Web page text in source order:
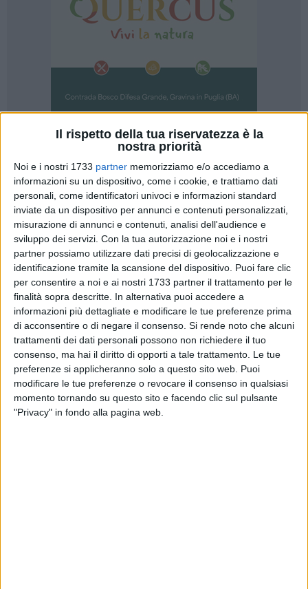
Il rispetto della tua riservatezza è la
nostra priorità
Noi e i nostri 1733 partner memorizziamo e/o accediamo a
informazioni su un dispositivo, come i cookie, e trattiamo dati
personali, come identificatori univoci e informazioni standard
inviate da un dispositivo per annunci e contenuti personalizzati,
misurazione di annunci e contenuti, analisi dell'audience e
sviluppo dei servizi. Con la tua autorizzazione noi e i nostri
partner possiamo utilizzare dati precisi di geolocalizzazione e
identificazione tramite la scansione del dispositivo. Puoi fare clic
per consentire a noi e ai nostri 1733 partner il trattamento per le
finalità sopra descritte. In alternativa puoi accedere a
informazioni più dettagliate e modificare le tue preferenze prima
di acconsentire o di negare il consenso. Si rende noto che alcuni
trattamenti dei dati personali possono non richiedere il tuo
consenso, ma hai il diritto di opporti a tale trattamento. Le tue
preferenze si applicheranno solo a questo sito web. Puoi
modificare le tue preferenze o revocare il consenso in qualsiasi
momento tornando su questo sito e facendo clic sul pulsante
"Privacy" in fondo alla pagina web.
Giornata materana per il presidente del Consiglio dei ministri
Giuseppe Conte che parteciperà alla cerimonia inaugurale di
"Matera Capitale europea della Cultura 2019", sin dal
momento inaugurale della Cava del Sole.
Di seguito il programma:
ore 12.00 - Intervento alla cerimonia di inaugurazione presso
l'Auditorium della Serra del Sole (Cava del Sole);
ore 15.20 - Breve sosta in Prefettura e successivo passaggio
a piedi dal centro della città fino a Piazza del Duomo;
ore 16.30 - Cerimonia "Matera Cielo Stellato", momento in cui
avviene l'accensione dei lumini e l'accensione delle Lumen
Social Lights;
ore 18.50 - "Open show" in Piazza San Pietro Caveoso, alla
presenza del Presidente della Repubblica Sergio Mattarella.